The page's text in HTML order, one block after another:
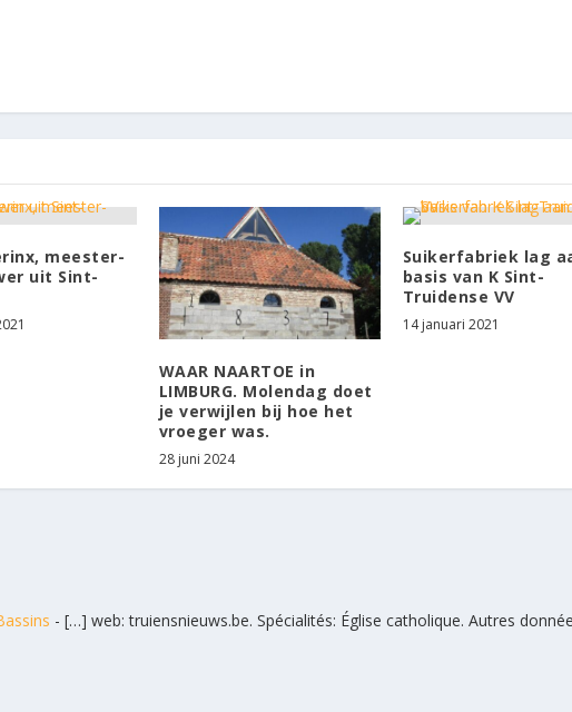
meester-
uit Sint-
WAAR NAARTOE in
LIMBURG. Molendag doet
je verwijlen bij hoe het
vroeger was.
28 juni 2024
Suikerfabriek lag
basis van K Sint-
Truidense VV
14 januari 2021
- […] web: truiensnieuws.be. Spécialités: Église catholique. Autres